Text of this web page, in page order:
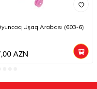
Uşaq Arabası (603-6)
AZN